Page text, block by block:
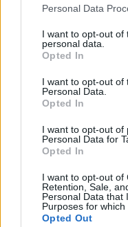
Please note that this
not limited to your visit
grant or deny consent
use your data for below
consent section.
Personal Data
I want to opt-out of
personal data.
Opted In
I want to opt-out of
Personal Data.
Opted In
I want to opt-out of
Personal Data for
Opted In
I want to opt-out of
Retention, Sale,
Personal Data that
Purposes for which
Opted Out
Népszerű